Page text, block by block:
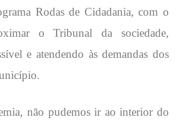
Rodas de Cidadania, com o
o Tribunal da sociedade,
e atendendo às demandas dos
não pudemos ir ao interior do